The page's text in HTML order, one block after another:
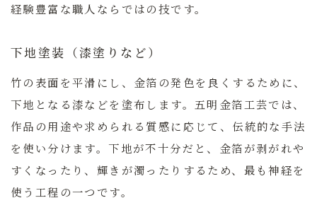
経験豊富な職人ならではの技です。
下地塗装（漆塗りなど）
竹の表面を平滑にし、金箔の発色を良くするために、
下地となる漆などを塗布します。五明金箔工芸では、
作品の用途や求められる質感に応じて、伝統的な手法
を使い分けます。下地が不十分だと、金箔が剥がれや
すくなったり、輝きが濁ったりするため、最も神経を
使う工程の一つです。